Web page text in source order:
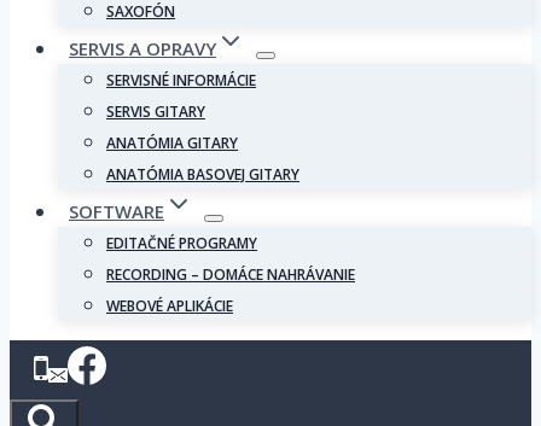
SAXOFÓN
SERVIS A OPRAVY
SERVISNÉ INFORMÁCIE
SERVIS GITARY
ANATÓMIA GITARY
ANATÓMIA BASOVEJ GITARY
SOFTWARE
EDITAČNÉ PROGRAMY
RECORDING – DOMÁCE NAHRÁVANIE
WEBOVÉ APLIKÁCIE